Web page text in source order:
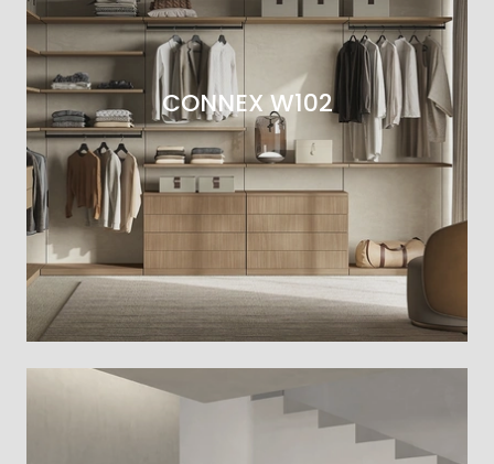
CONNEX W102